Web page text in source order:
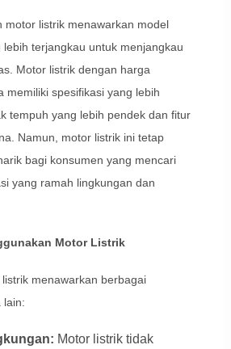
motor listrik menawarkan model
terjangkau untuk menjangkau
Motor listrik dengan harga
memiliki spesifikasi yang lebih
tempuh yang lebih pendek dan fitur
Namun, motor listrik ini tetap
bagi konsumen yang mencari
yang ramah lingkungan dan
Motor Listrik
menawarkan berbagai
lain:
Motor listrik tidak